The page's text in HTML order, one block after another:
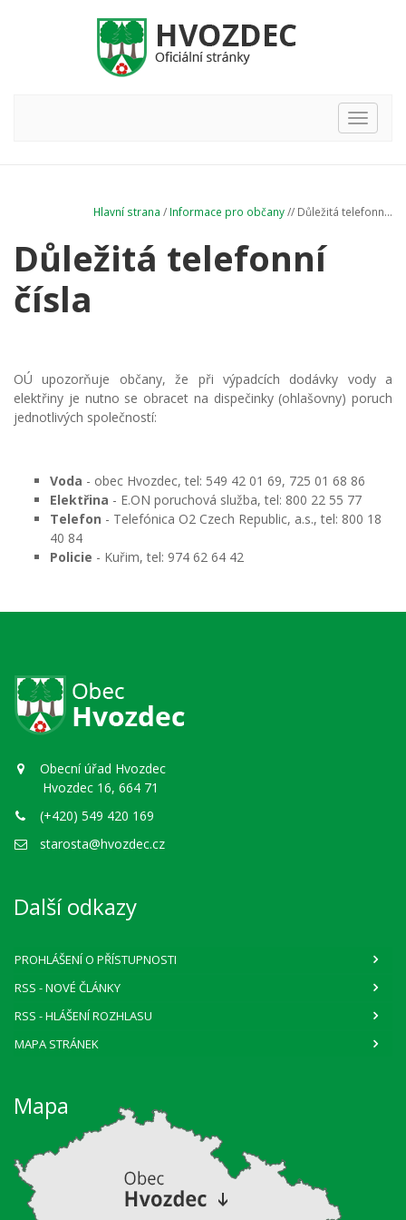
Hlavní
nabídka
Hlavní strana / Informace pro občany// Důležitá telefonn...
Důležitá telefonní
čísla
OÚ upozorňuje občany, že při výpadcích dodávky vody a
elektřiny je nutno se obracet na dispečinky (ohlašovny) poruch
jednotlivých společností:
Voda - obec Hvozdec, tel: 549 42 01 69, 725 01 68 86
Elektřina - E.ON poruchová služba, tel: 800 22 55 77
Telefon - Telefónica O2 Czech Republic, a.s., tel: 800 18
40 84
Policie - Kuřim, tel: 974 62 64 42
Obecní úřad Hvozdec
Hvozdec 16, 664 71
(+420) 549 420 169
starosta@hvozdec.cz
Další odkazy
PROHLÁŠENÍ O PŘÍSTUPNOSTI
RSS - NOVÉ ČLÁNKY
RSS - HLÁŠENÍ ROZHLASU
MAPA STRÁNEK
Mapa